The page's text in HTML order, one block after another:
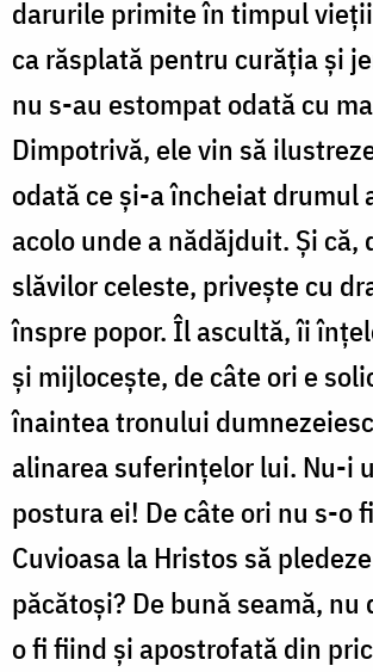
darurile primite în timpul
ca răsplată pentru curăția și
nu s-au estompat odată cu
Dimpotrivă, ele vin să
odată ce și-a încheiat drumul
acolo unde a nădăjduit. Și
slăvilor celeste, privește cu
înspre popor. Îl ascultă, îi
și mijlocește, de câte ori e
înaintea tronului
alinarea suferințelor lui. Nu-i
postura ei! De câte ori nu s-o
Cuvioasa la Hristos să
păcătoși? De bună seamă, nu
o fi fiind și apostrofată din